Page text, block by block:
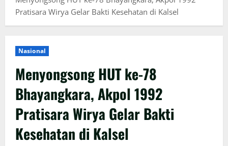
Pratisara Wirya Gelar Bakti Kesehatan di Kalsel
Nasional
Menyongsong HUT ke-78
Bhayangkara, Akpol 1992
Pratisara Wirya Gelar Bakti
Kesehatan di Kalsel